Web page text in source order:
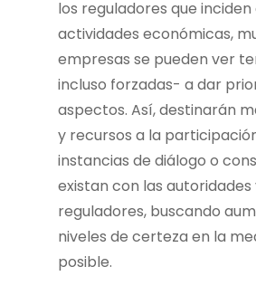
los reguladores que inciden
actividades económicas,
empresas se pueden ver
incluso forzadas- a dar
aspectos. Así, destinarán
y recursos a la
instancias de diálogo o
existan con las autoridades
reguladores, buscando
niveles de certeza en la
posible.